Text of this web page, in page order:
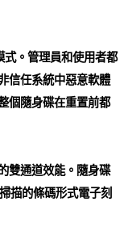
式。管理員和使用者都
信任系統中惡意軟體
個隨身碟在重置前都
雙通道效能。隨身碟
描的條碼形式電子刻